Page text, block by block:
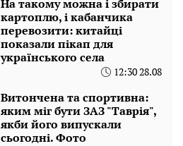
На такому можна і збирати
картоплю, і кабанчика
перевозити: китайці
показали пікап для
українського села
12:30 28.08
Витончена та спортивна:
яким міг бути ЗАЗ "Таврія",
якби його випускали
сьогодні. Фото